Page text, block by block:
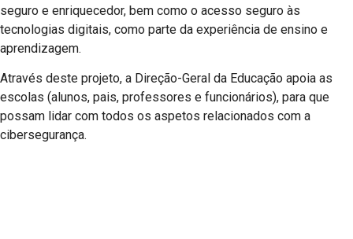
seguro e enriquecedor, bem como o acesso seguro às
tecnologias digitais, como parte da experiência de ensino e
aprendizagem.
Através deste projeto, a Direção-Geral da Educação apoia as
escolas (alunos, pais, professores e funcionários), para que
possam lidar com todos os aspetos relacionados com a
cibersegurança.